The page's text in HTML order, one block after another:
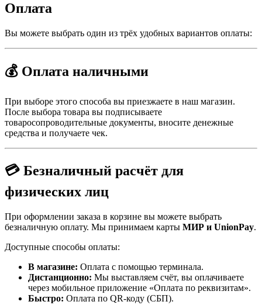
Оплата
Вы можете выбрать один из трёх удобных вариантов оплаты:
💰 Оплата наличными
При выборе этого способа вы приезжаете в наш магазин.
После выбора товара вы подписываете
товаросопроводительные документы, вносите денежные
средства и получаете чек.
💳 Безналичный расчёт для
физических лиц
При оформлении заказа в корзине вы можете выбрать
безналичную оплату. Мы принимаем карты МИР и UnionPay.
Доступные способы оплаты:
В магазине: Оплата с помощью терминала.
Дистанционно: Мы выставляем счёт, вы оплачиваете
через мобильное приложение «Оплата по реквизитам».
Быстро: Оплата по QR-коду (СБП).